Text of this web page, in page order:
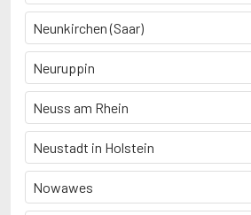
Neunkirchen (Saar)
Neuruppin
Neuss am Rhein
Neustadt in Holstein
Nowawes